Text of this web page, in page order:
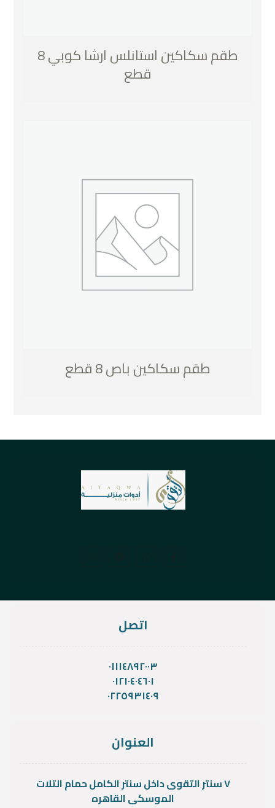
طقم سكاكين استانلس ارشا كوبي 8
قطع
طقم سكاكين باص 8 قطع
اتصل
٠١١١٤٨٩٢٠٠٣
٠١٢١٠٤٠٤٦٠١
٠٢٢٥٩٣١٤٠٩
العنوان
٧ سنتر التقوى داخل سنتر الكامل حمام التلات
الموسكى القاهره